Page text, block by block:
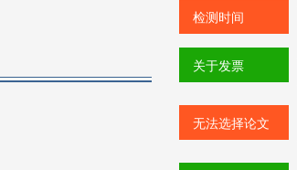
检测时间
关于发票
无法选择论文